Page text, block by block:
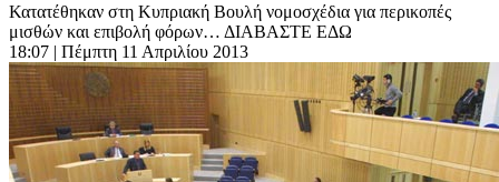
Κατατέθηκαν στη Κυπριακή Βουλή νομοσχέδια για περικοπές
μισθών και επιβολή φόρων… ΔΙΑΒΑΣΤΕ ΕΔΩ
18:07 | Πέμπτη 11 Απριλίου 2013